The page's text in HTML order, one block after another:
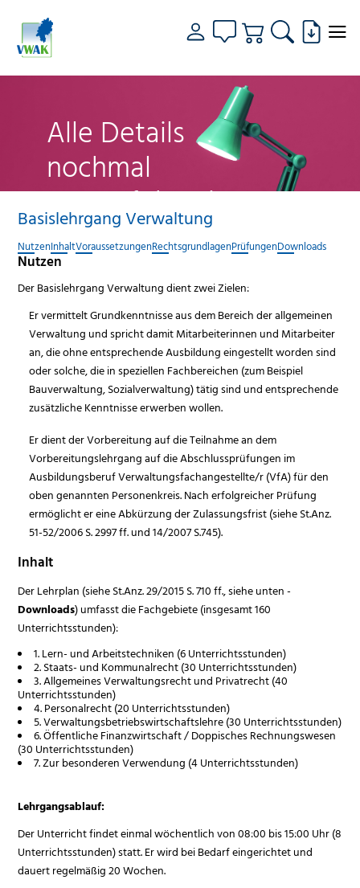
Alle Details
nochmal
genau fokussiert
Basislehrgang Verwaltung
NutzenInhaltVoraussetzungenRechtsgrundlagenPrüfungenDownloads
Nutzen
Der Basislehrgang Verwaltung dient zwei Zielen:
Er vermittelt Grundkenntnisse aus dem Bereich der allgemeinen
Verwaltung und spricht damit Mitarbeiterinnen und Mitarbeiter
an, die ohne entsprechende Ausbildung eingestellt worden sind
oder solche, die in speziellen Fachbereichen (zum Beispiel
Bauverwaltung, Sozialverwaltung) tätig sind und entsprechende
zusätzliche Kenntnisse erwerben wollen.
Er dient der Vorbereitung auf die Teilnahme an dem
Vorbereitungslehrgang auf die Abschlussprüfungen im
Ausbildungsberuf Verwaltungsfachangestellte/r (VfA) für den
oben genannten Personenkreis. Nach erfolgreicher Prüfung
ermöglicht er eine Abkürzung der Zulassungsfrist (siehe St.Anz.
51-52/2006 S. 2997 ff. und 14/2007 S.745).
Inhalt
Der Lehrplan (siehe St.Anz. 29/2015 S. 710 ff., siehe unten -
Downloads) umfasst die Fachgebiete (insgesamt 160
Unterrichtsstunden):
1. Lern- und Arbeitstechniken (6 Unterrichtsstunden)
2. Staats- und Kommunalrecht (30 Unterrichtsstunden)
3. Allgemeines Verwaltungsrecht und Privatrecht (40
Unterrichtsstunden)
4. Personalrecht (20 Unterrichtsstunden)
5. Verwaltungsbetriebswirtschaftslehre (30 Unterrichtsstunden)
6. Öffentliche Finanzwirtschaft / Doppisches Rechnungswesen
(30 Unterrichtsstunden)
7. Zur besonderen Verwendung (4 Unterrichtsstunden)
Lehrgangsablauf:
Der Unterricht findet einmal wöchentlich von 08:00 bis 15:00 Uhr (8
Unterrichtsstunden) statt. Er wird bei Bedarf eingerichtet und
dauert regelmäßig 20 Wochen.